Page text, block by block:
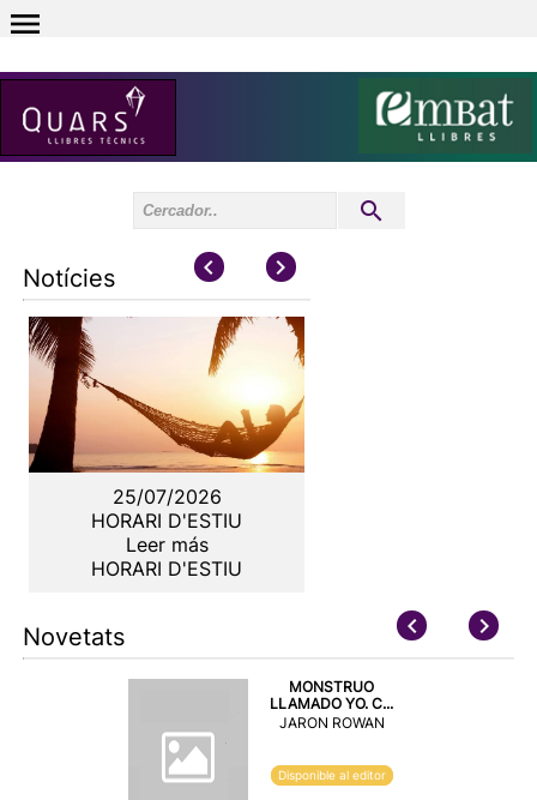
Inici sessió 0
Notícies
25/07/2026
HORARI D'ESTIU
Leer más
HORARI D'ESTIU
Novetats
MONSTRUO
LLAMADO YO. C...
JARON ROWAN
Disponible al editor